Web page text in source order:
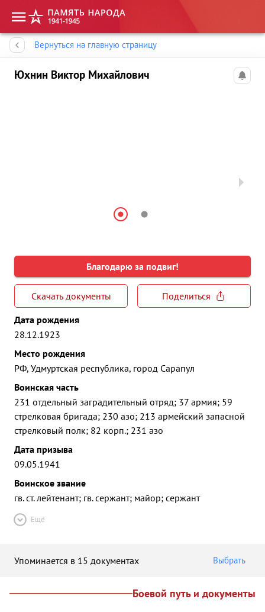
Вернуться на главную страницу
Юхнин Виктор Михайлович
Благодарю за подвиг!
Скачать документы
Поделиться
Дата рождения
28.12.1923
Место рождения
РФ, Удмуртская республика, город Сарапул
Воинская часть
231 отдельный заградительный отряд; 37 армия; 59
стрелковая бригада; 230 азо; 213 армейский запасной
стрелковый полк; 82 корп.; 231 азо
Дата призыва
09.05.1941
Воинское звание
гв. ст. лейтенант; гв. сержант; майор; сержант
Ещё
Упоминается в 15 документах Выбрать
Боевой путь и документы
Память народа